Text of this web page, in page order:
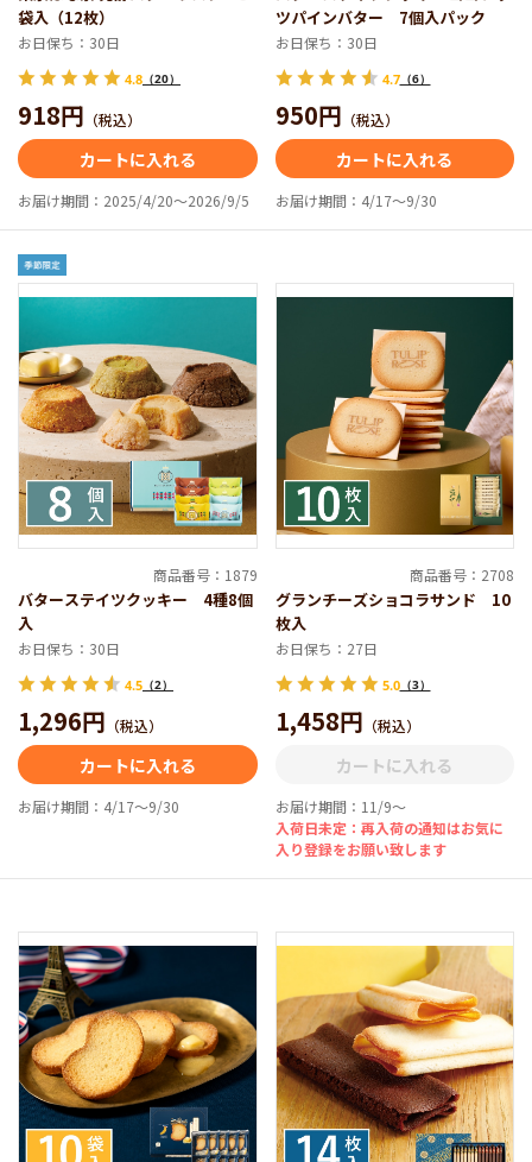
袋入（12枚）
お日保ち：30日
4.8 （20）
918円 （税込）
カートに入れる
お届け期間：2025/4/20～2026/9/5
ツパインバター 7個入パック
お日保ち：30日
4.7（6）
950円 （税込）
カートに入れる
お届け期間：4/17～9/30
商品番号：1879
バターステイツクッキー 4種8個
入
お日保ち：30日
4.5 （2）
1,296円 （税込）
カートに入れる
お届け期間：4/17～9/30
商品番号：2708
グランチーズショコラサンド 10
枚入
お日保ち：27日
5.0（3）
1,458円 （税込）
カートに入れる
お届け期間：11/9～
入荷日未定：再入荷の通知はお気に
入り登録をお願い致します